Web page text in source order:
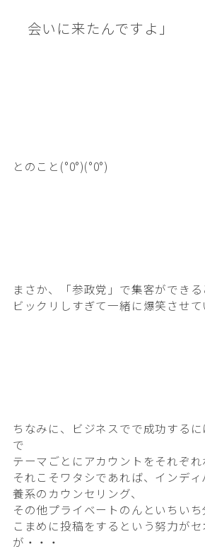
会いに来たんですよ」
とのこと(°0°)(°0°)
まさか、「参政党」で集客ができ
ビックリしすぎて一緒に爆笑させ
ちなみに、ビジネスでで成功する
で
テーマごとにアカウントをそれぞれ
それこそワタシであれば、インディ
養系のカウンセリング、
その他プライベートのんと いちいち
こまめに投稿をするという努力が
が・・・